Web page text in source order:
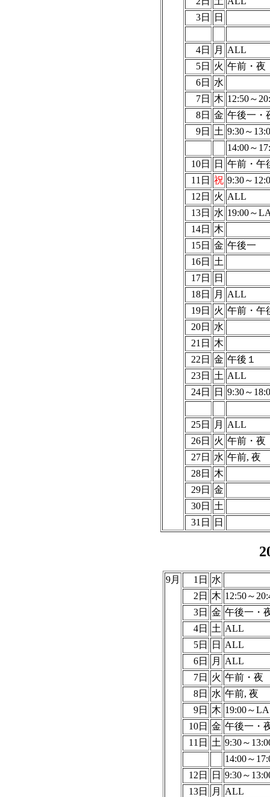
3日
日
4日 月
ALL
5日
火 午前・夜
6日
水
7日
木 12:50～
8日 金 午後一・
9日
土 9:30～
14:00～
10日
日 午前・午
11日 祝 9:30～
12日
火 ALL
13日
水 19:00～
14日
木
15日 金 午後一
16日
土
17日
日
18日
月
ALL
19日
火 午前・午
20日
水
21日
木
22日 金 午後１
23日
土 ALL
24日
日 9:30～
25日 月
ALL
26日
火 午前・夜
27日
水 午前, 夜
28日
木
29日 金
30日
土
31日
日
9月 1日
水
2日
木 12:50～
3日 金 午後一・
4日
土 ALL
5日
日
ALL
6日
月
ALL
7日
火 午前・夜
8日
水 午前, 夜
9日
木 19:00～
10日 金 午後一・
11日
土 9:30～
14:00～
12日
日 9:30～
13日
月
ALL